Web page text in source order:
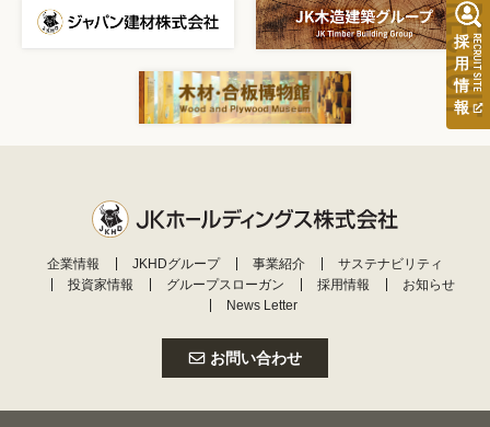
企業情報 JKHDグループ 事業紹介
サステナビリティ
投資家情報
グループスローガン 採用情報
お知らせ
News Letter
お問い合わせ
採
用
情
報
RECRUIT SITE